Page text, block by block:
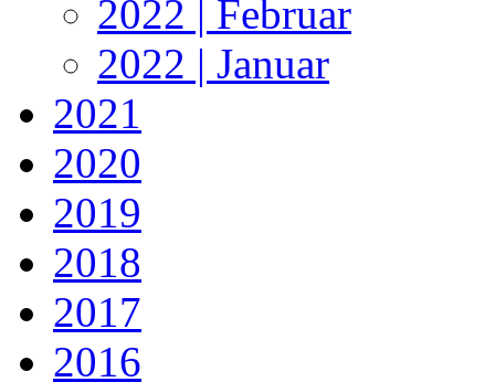
2022 | Februar
2022 | Januar
2021
2020
2019
2018
2017
2016